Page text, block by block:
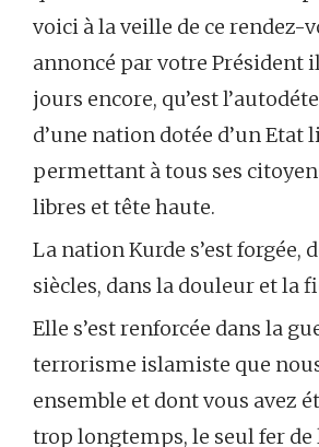
voici à la veille de ce rendez-
annoncé par votre Président
jours encore, qu’est
d’une nation dotée d’un Etat
permettant à tous ses
libres et tête haute.
La nation Kurde s’est forgée,
siècles, dans la douleur et la
Elle s’est renforcée dans la
terrorisme islamiste que
ensemble et dont vous avez
trop longtemps, le seul fer de